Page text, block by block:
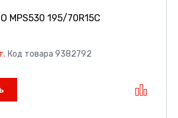
MPS530 195/70R15C
Код товара 9382792